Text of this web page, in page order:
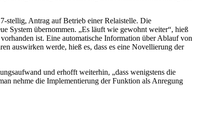
stellig, Antrag auf Betrieb einer Relaistelle. Die
System übernommen. „Es läuft wie gewohnt weiter“, hieß
ist. Eine automatische Information über Ablauf von
auswirken werde, hieß es, dass es eine Novellierung der
und erhofft weiterhin, „dass wenigstens die
nehme die Implementierung der Funktion als Anregung